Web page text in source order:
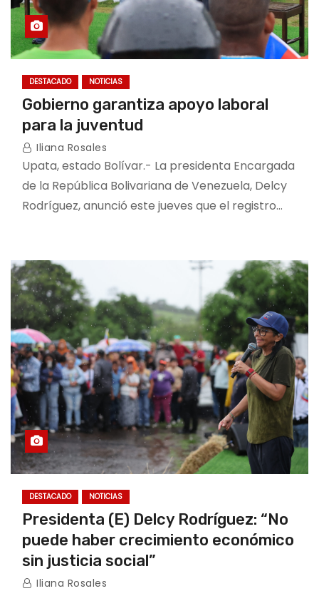
DESTACADO NOTICIAS
Gobierno garantiza apoyo laboral
para la juventud
Iliana Rosales
Upata, estado Bolívar.- La presidenta Encargada
de la República Bolivariana de Venezuela, Delcy
Rodríguez, anunció este jueves que el registro…
DESTACADO NOTICIAS
Presidenta (E) Delcy Rodríguez: “No
puede haber crecimiento económico
sin justicia social”
Iliana Rosales